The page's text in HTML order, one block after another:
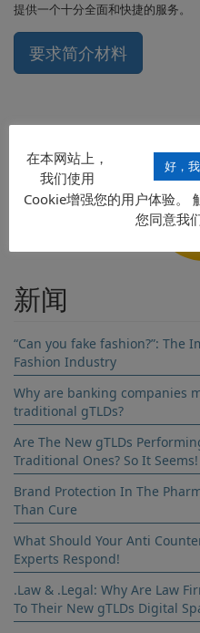
提供一个十分全面和快捷的服务。
要求简介材料
Name
Surname
Email address
By clicking send you are agreeing
and Privacy Policy
新闻
“Can you fake fashion?”: The
Fashion Industry
Why are banking companies
traditional gTLDs?
Are The New gTLDs
Traditional Ones? So It Seems!
Brand Protection In The
Than Cure
What Should Your Anti
Experts Respond!
.Law & .Legal: Why Are Law
To Their New gTLDs Digital
好，
在本网站上，
我们使用
Cookie增强您的用户体验。
您同意我